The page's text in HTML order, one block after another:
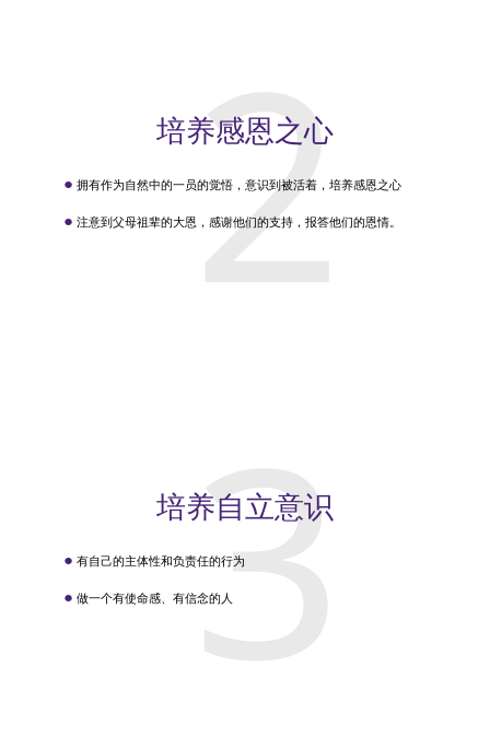
2
培养感恩之心
● 拥有作为自然中的一员的觉悟，意识到被活着，培养感恩之心
● 注意到父母祖辈的大恩，感谢他们的支持，报答他们的恩情。
3
培养自立意识
● 有自己的主体性和负责任的行为
● 做一个有使命感、有信念的人